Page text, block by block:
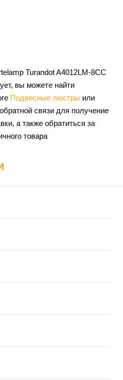
Turandot A4012LM-8CC
вы можете найти
Подвесные люстры или
связи для получение
а также обратиться за
товара